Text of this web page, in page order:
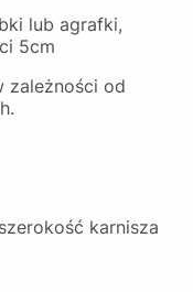
lub agrafki,
5cm
zależności od
karnisza